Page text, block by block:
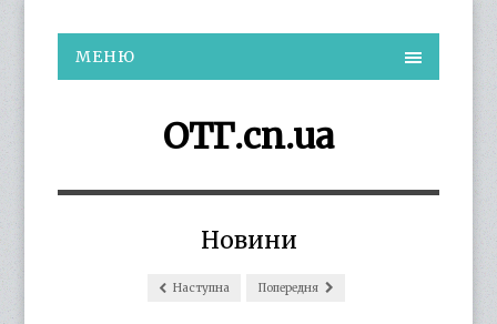
МЕНЮ
ОТГ.cn.ua
Новини
Наступна Попередня